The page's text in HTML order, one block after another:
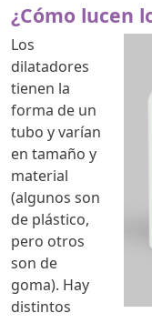
¿Cómo lucen
Los
dilatadores
tienen la
forma de un
tubo y varían
en tamaño y
material
(algunos son
de plástico,
pero otros
son de
goma). Hay
distintos